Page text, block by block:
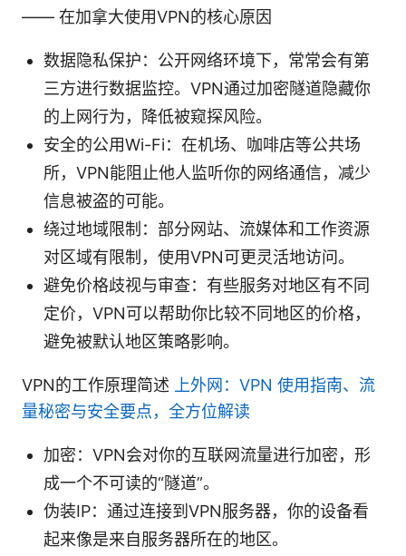
—— 在加拿大使用VPN的核心原因
数据隐私保护：公开网络环境下，常常会有第
三方进行数据监控。VPN通过加密隧道隐藏你
的上网行为，降低被窥探风险。
安全的公用Wi-Fi：在机场、咖啡店等公共场
所，VPN能阻止他人监听你的网络通信，减少
信息被盗的可能。
绕过地域限制：部分网站、流媒体和工作资源
对区域有限制，使用VPN可更灵活地访问。
避免价格歧视与审查：有些服务对地区有不同
定价，VPN可以帮助你比较不同地区的价格，
避免被默认地区策略影响。
VPN的工作原理简述
上外网：VPN 使用指南、流
量秘密与安全要点，全方位解读
加密：VPN会对你的互联网流量进行加密，形
成一个不可读的“隧道”。
伪装IP：通过连接到VPN服务器，你的设备看
起来像是来自服务器所在的地区。